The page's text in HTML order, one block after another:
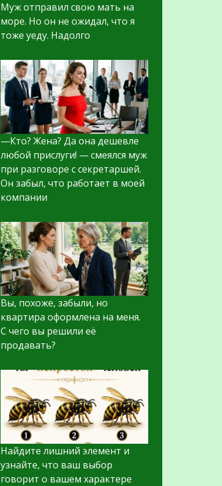
Муж отправил свою мать на
море. Но он не ожидал, что я
тоже уеду. Надолго
—Кто? Жена? Да она дешевле
любой прислуги! — смеялся муж
при разговоре с секретаршей.
Он забыл, что работает в моей
компании
Вы, похоже, забыли, но
квартира оформлена на меня.
С чего вы решили её
продавать?
Найдите лишний элемент и
узнайте, что ваш выбор
говорит о вашем характере